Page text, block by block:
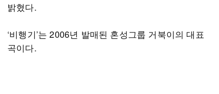
밝혔다.
‘비행기’는 2006년 발매된 혼성그룹 거북이의 대표
곡이다.